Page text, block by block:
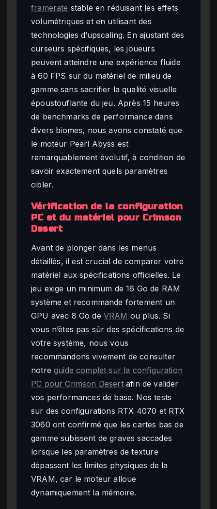
framerate stable en réduisant les effets
volumétriques et en utilisant des
technologies d’upscaling. En ajustant des
curseurs spécifiques, les joueurs
peuvent atteindre une expérience fluide
à 60 FPS sur du matériel de milieu de
gamme sans sacrifier la qualité visuelle
époustouflante du jeu. Après 15 heures
de benchmarks de performance dans
divers biomes, nous avons constaté que
le moteur Pearl Abyss est
remarquablement évolutif, à condition de
savoir exactement quels paramètres
cibler.
Vérification de la configuration
PC et du matériel pour Crimson
Desert
Avant de plonger dans les menus
détaillés, il est crucial de comparer votre
matériel aux spécifications officielles. Le
jeu exige un minimum de 16 Go de RAM
système et recommande fortement un
GPU avec 8 Go de VRAM ou plus. Si
vous n’êtes pas sûr des spécifications de
votre système, nous vous
recommandons vivement de consulter
notreguide complet sur la configuration
PC pour Crimson Desertafin de valider
vos performances de base. Nos tests
sur des configurations RTX 4070 et RTX
3060 ont confirmé que les cartes bas de
gamme subissent de graves saccades
lorsque les paramètres de texture
dépassent les limites physiques de la
VRAM, car le moteur alloue
dynamiquement la mémoire.